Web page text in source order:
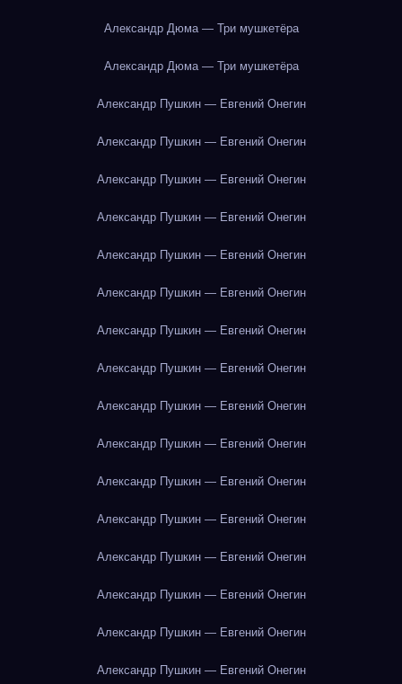
Александр Дюма — Три мушкетёра
Александр Дюма — Три мушкетёра
Александр Пушкин — Евгений Онегин
Александр Пушкин — Евгений Онегин
Александр Пушкин — Евгений Онегин
Александр Пушкин — Евгений Онегин
Александр Пушкин — Евгений Онегин
Александр Пушкин — Евгений Онегин
Александр Пушкин — Евгений Онегин
Александр Пушкин — Евгений Онегин
Александр Пушкин — Евгений Онегин
Александр Пушкин — Евгений Онегин
Александр Пушкин — Евгений Онегин
Александр Пушкин — Евгений Онегин
Александр Пушкин — Евгений Онегин
Александр Пушкин — Евгений Онегин
Александр Пушкин — Евгений Онегин
Александр Пушкин — Евгений Онегин